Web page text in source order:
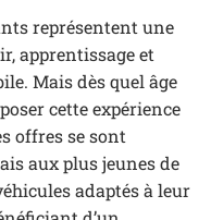
représentent une
apprentissage et
Mais dès quel âge
cette expérience
offres se sont
aux plus jeunes de
adaptés à leur